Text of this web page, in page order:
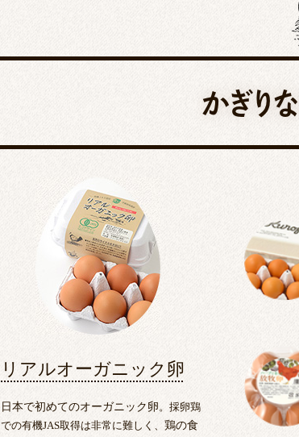
かぎり
リアルオーガニック卵
日本で初めてのオーガニック卵。採卵鶏
での有機JAS取得は非常に難しく、 鶏の食